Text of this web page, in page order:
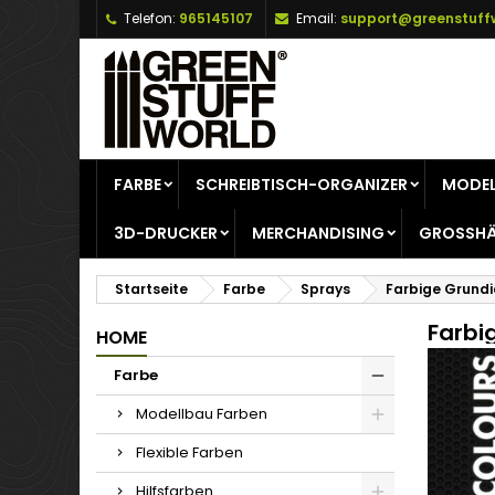
Telefon: 965145107 Email:
FARBE SCHREIBTISCH-ORGANIZER
3D-DRUCKER MERCHANDISING
Startseite Farbe Sprays Farbige
HOME
Farbe
Modellbau Farben
Flexible Farben